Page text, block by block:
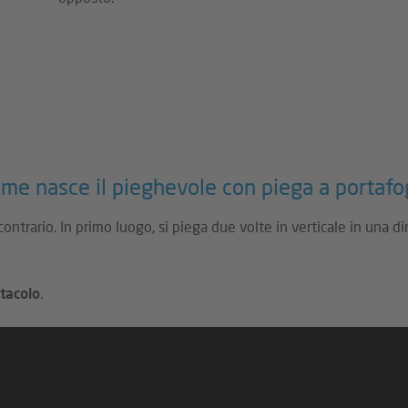
nasce il pieghevole con piega a
In primo luogo, si piega due volte in verticale in una
.